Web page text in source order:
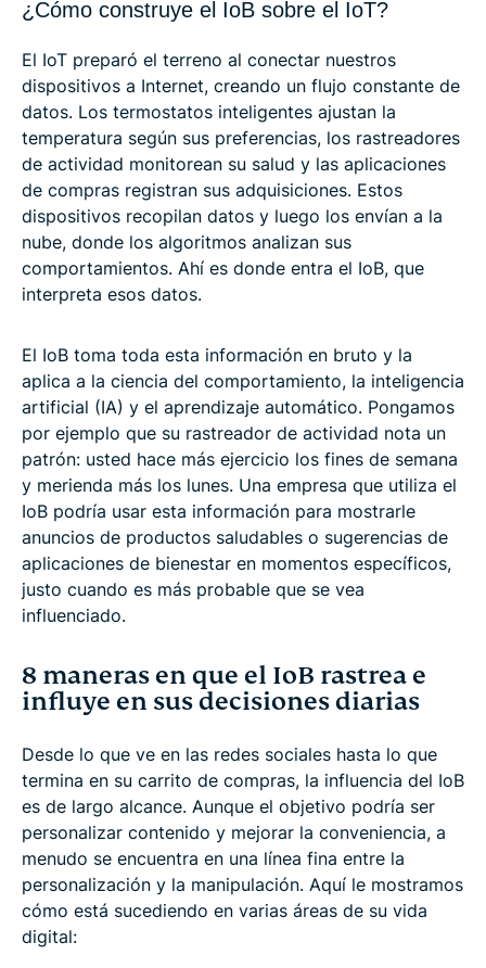
¿Cómo construye el IoB sobre el IoT?
El IoT preparó el terreno al conectar nuestros
dispositivos a Internet, creando un flujo constante de
datos. Los termostatos inteligentes ajustan la
temperatura según sus preferencias, los rastreadores
de actividad monitorean su salud y las aplicaciones
de compras registran sus adquisiciones. Estos
dispositivos recopilan datos y luego los envían a la
nube, donde los algoritmos analizan sus
comportamientos. Ahí es donde entra el IoB, que
interpreta esos datos.
El IoB toma toda esta información en bruto y la
aplica a la ciencia del comportamiento, la inteligencia
artificial (IA) y el aprendizaje automático. Pongamos
por ejemplo que su rastreador de actividad nota un
patrón: usted hace más ejercicio los fines de semana
y merienda más los lunes. Una empresa que utiliza el
IoB podría usar esta información para mostrarle
anuncios de productos saludables o sugerencias de
aplicaciones de bienestar en momentos específicos,
justo cuando es más probable que se vea
influenciado.
8 maneras en que el IoB rastrea e
influye en sus decisiones diarias
Desde lo que ve en las redes sociales hasta lo que
termina en su carrito de compras, la influencia del IoB
es de largo alcance. Aunque el objetivo podría ser
personalizar contenido y mejorar la conveniencia, a
menudo se encuentra en una línea fina entre la
personalización y la manipulación. Aquí le mostramos
cómo está sucediendo en varias áreas de su vida
digital: